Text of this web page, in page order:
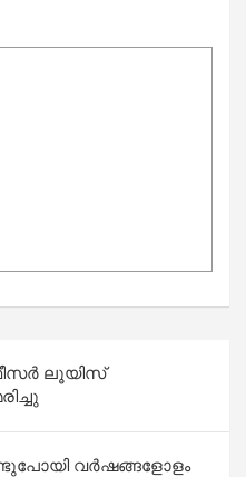
ലൂയിസ്
വർഷങ്ങളോളം